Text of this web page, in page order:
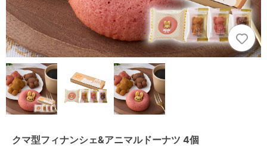
クマ型フィナンシェ&アニマルドーナツ 4個